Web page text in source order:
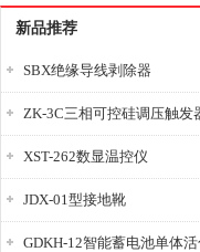
新品推荐
SBX绝缘导线剥除器
ZK-3C三相可控硅调压触发
XST-262数显温控仪
JDX-01型接地靴
GDKH-12智能蓄电池单体